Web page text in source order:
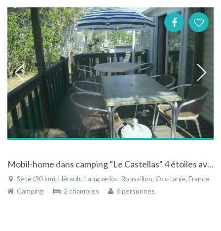
Mobil-home dans camping "Le Castellas" 4 étoiles avec accés direct à la plage
Sète (30 km), Hérault, Languedoc-Roussillon, Occitanie, France
Camping
2 chambres 6 personnes